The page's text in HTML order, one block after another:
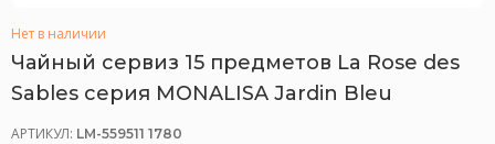
Нет в наличии
Чайный сервиз 15 предметов La Rose des
Sables серия MONALISA Jardin Bleu
АРТИКУЛ: LM-559511 1780